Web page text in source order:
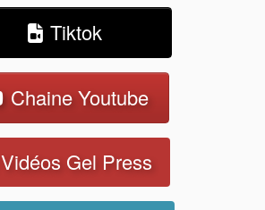
Tiktok
Chaine Youtube
Vidéos Gel Press